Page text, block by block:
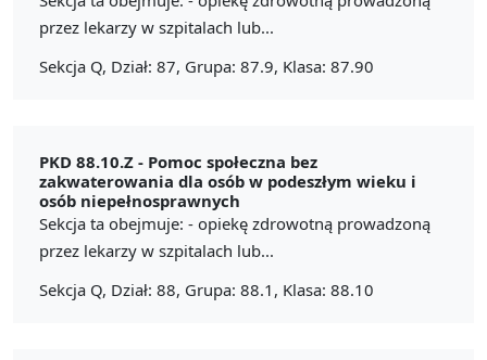
przez lekarzy w szpitalach lub...
Sekcja Q, Dział: 87, Grupa: 87.9, Klasa: 87.90
PKD 88.10.Z - Pomoc społeczna bez
zakwaterowania dla osób w podeszłym wieku i
osób niepełnosprawnych
Sekcja ta obejmuje: - opiekę zdrowotną prowadzoną
przez lekarzy w szpitalach lub...
Sekcja Q, Dział: 88, Grupa: 88.1, Klasa: 88.10